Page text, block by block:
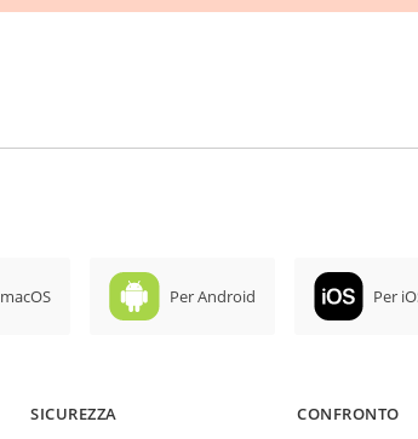
Per Android Per
SICUREZZA
CONFRONTO